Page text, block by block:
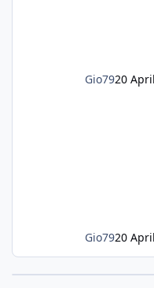
Gio7920
Gio7920